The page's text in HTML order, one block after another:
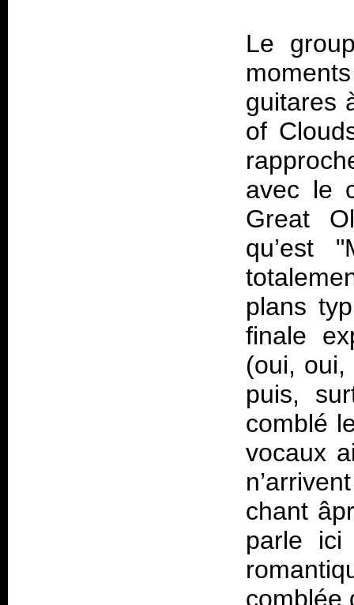
Le
guitares
of
avec le
Great
qu’est
plans
finale
(oui,
puis,
comblé
vocaux
chant
parle ici
comblée